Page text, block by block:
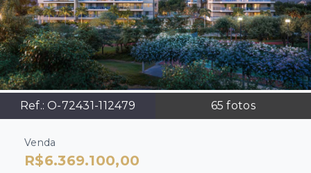
Ref.: O-72431-112479 65 fotos
Venda
R$6.369.100,00